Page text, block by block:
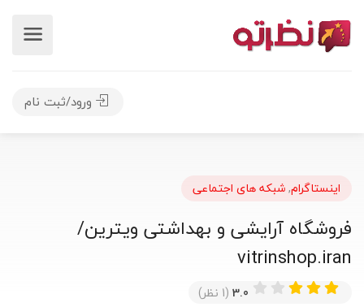
ورود/ثبت نام
اینستاگرام,شبکه های اجتماعی
فروشگاه آرایشی و بهداشتی ویترین/
vitrinshop.iran
3.0 (1 نظر)